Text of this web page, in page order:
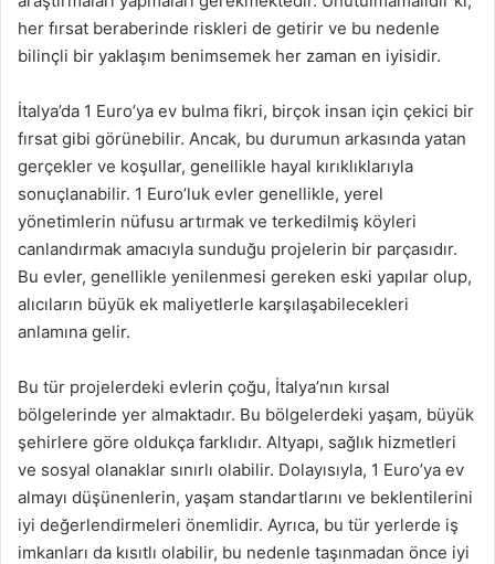
her fırsat beraberinde riskleri de getirir ve bu nedenle
bilinçli bir yaklaşım benimsemek her zaman en iyisidir.
İtalya’da 1 Euro’ya ev bulma fikri, birçok insan için çekici bir
fırsat gibi görünebilir. Ancak, bu durumun arkasında yatan
gerçekler ve koşullar, genellikle hayal kırıklıklarıyla
sonuçlanabilir. 1 Euro’luk evler genellikle, yerel
yönetimlerin nüfusu artırmak ve terkedilmiş köyleri
canlandırmak amacıyla sunduğu projelerin bir parçasıdır.
Bu evler, genellikle yenilenmesi gereken eski yapılar olup,
alıcıların büyük ek maliyetlerle karşılaşabilecekleri
anlamına gelir.
Bu tür projelerdeki evlerin çoğu, İtalya’nın kırsal
bölgelerinde yer almaktadır. Bu bölgelerdeki yaşam, büyük
şehirlere göre oldukça farklıdır. Altyapı, sağlık hizmetleri
ve sosyal olanaklar sınırlı olabilir. Dolayısıyla, 1 Euro’ya ev
almayı düşünenlerin, yaşam standartlarını ve beklentilerini
iyi değerlendirmeleri önemlidir. Ayrıca, bu tür yerlerde iş
imkanları da kısıtlı olabilir, bu nedenle taşınmadan önce iyi